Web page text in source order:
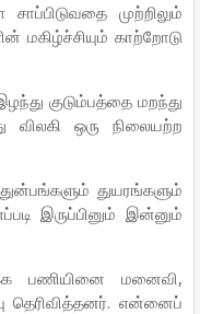
முற்றிலும்
மகிழ்ச்சியும் காற்றோடு
குடும்பத்தை மறந்து
விலகி ஒரு நிலையற்ற
துயரங்களும்
இருப்பினும் இன்னும்
பணியினை மனைவி,
தெரிவித்தனர். என்னைப்